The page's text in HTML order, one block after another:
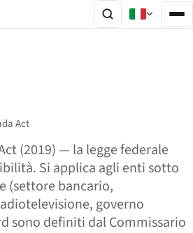
Act
(2019) — la legge federale
Si applica agli enti sotto
(settore bancario,
governo
sono definiti dal Commissario